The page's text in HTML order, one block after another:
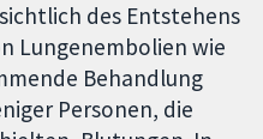
des Entstehens
Lungenembolien wie
Behandlung
Personen, die